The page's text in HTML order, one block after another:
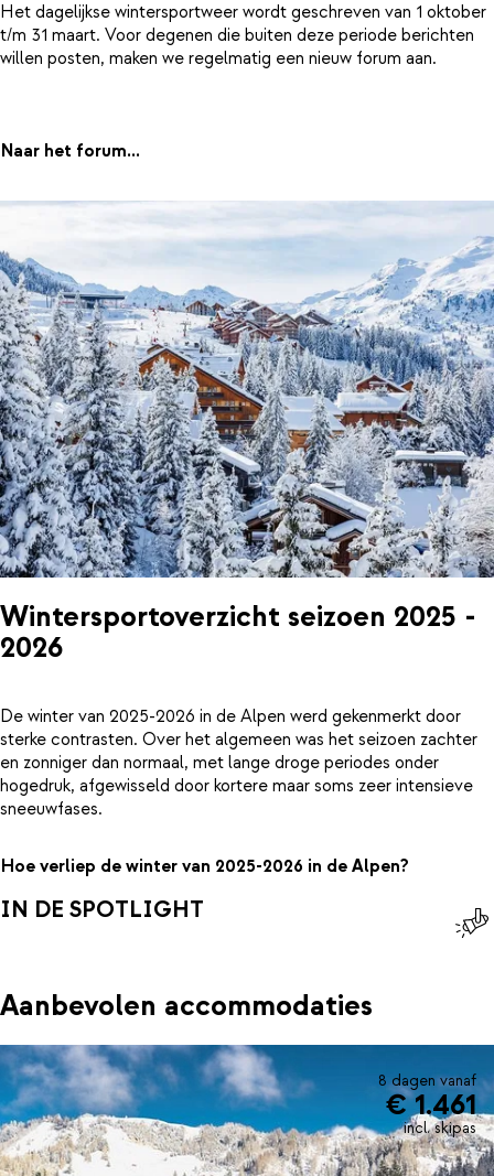
Het dagelijkse wintersportweer wordt geschreven van 1 oktober
t/m 31 maart. Voor degenen die buiten deze periode berichten
willen posten, maken we regelmatig een nieuw forum aan.
Naar het forum...
Wintersportoverzicht seizoen 2025 -
2026
De winter van 2025-2026 in de Alpen werd gekenmerkt door
sterke contrasten. Over het algemeen was het seizoen zachter
en zonniger dan normaal, met lange droge periodes onder
hogedruk, afgewisseld door kortere maar soms zeer intensieve
sneeuwfases.
Hoe verliep de winter van 2025-2026 in de Alpen?
IN DE SPOTLIGHT
Aanbevolen accommodaties
8 dagen vanaf
€ 1.461
incl. skipas